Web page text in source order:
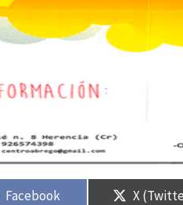
Compartir
en
Facebook
en
X
Compartir
en en